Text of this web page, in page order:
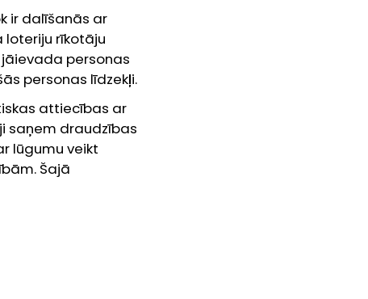
ir dalīšanās ar
loteriju rīkotāju
jāievada personas
personas līdzekļi.
attiecības ar
saņem draudzības
lūgumu veikt
Šajā